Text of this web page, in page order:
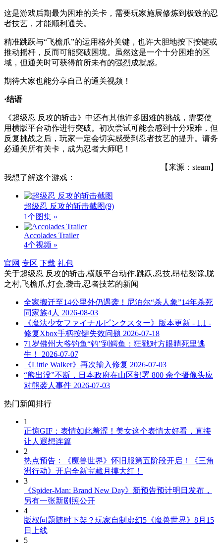
这是游戏后期最为困难的关卡，需要玩家施展修炼到极致的忍
者技艺，才能顺利通关。
精准跳跃与“飞檐爪”的运用格外关键，也许大胆地按下按键或
推动摇杆，反而可能突破困境。虽然这是一个十分困难的区
域，但通关时可获得前所未有的强烈成就感。
期待大家也能分享自己的通关视频！
·结语
《超级忍 反攻的斩击》中还有其他许多困难的挑战，需要使
用横版平台动作进行突破。初次尝试可能会感到十分艰难，但
反复挑战之后，玩家一定会切实感受到忍者技艺的提升。请务
必通关所有关卡，成为忍者大师吧！
【来源：steam】
我想了解这个游戏：
超级忍 反攻的斩击截图(9)
1个图集 »
Accolades Trailer
4个视频 »
官网 专区 下载 礼包
关于超级忍 反攻的斩击,横版平台动作,跳跃,忍技,昂枯裂隙,胧
之村,飞檐爪,灯会,袭击,忍者技艺的新闻
全家搬迁至14公里外仍遇袭！尼泊尔“杀人象”14年杀死
同家族4人 2026-08-03
《魔法少女ファイナルピンクスター》版本更新 - 1.1 -
修复Xbox手柄按键失效问题 2026-07-18
71岁佛州大爷钓鱼“钓”到鳄鱼：狂戳对方眼睛死里逃
生！
2026-07-07
《Little Walker》再次输入修复 2026-07-03
“熊出没”不断，日本政府在山区部署 800 余个摄像头应
对熊袭人事件 2026-07-03
热门新闻排行
1
正惊GIF：表情如此羞涩！美女这个表情太好看，直接
让人遐想连篇
2
热点预告：《魔兽世界》怀旧服第五阶段开启！《三角
洲行动》开启全新宝藏月摸大红！
3
《Spider-Man: Brand New Day》新预告预计明日发布，
另有一张新剧照公开
4
版权问题随时下架？玩家自制虚幻5《魔兽世界》8月15
日上线
5